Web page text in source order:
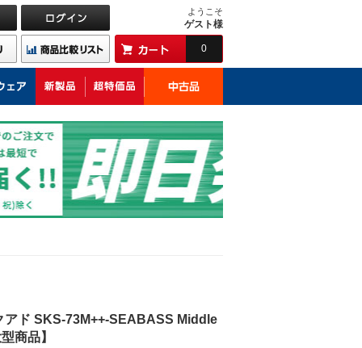
ようこそ
ゲスト様
0
アド SKS-73M++-SEABASS Middle
商品】